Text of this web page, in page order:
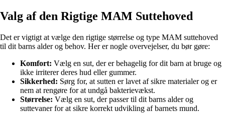
Valg af den Rigtige MAM Suttehoved
Det er vigtigt at vælge den rigtige størrelse og type MAM suttehoved
til dit barns alder og behov. Her er nogle overvejelser, du bør gøre:
Komfort: Vælg en sut, der er behagelig for dit barn at bruge og
ikke irriterer deres hud eller gummer.
Sikkerhed: Sørg for, at sutten er lavet af sikre materialer og er
nem at rengøre for at undgå bakterievækst.
Størrelse: Vælg en sut, der passer til dit barns alder og
suttevaner for at sikre korrekt udvikling af barnets mund.